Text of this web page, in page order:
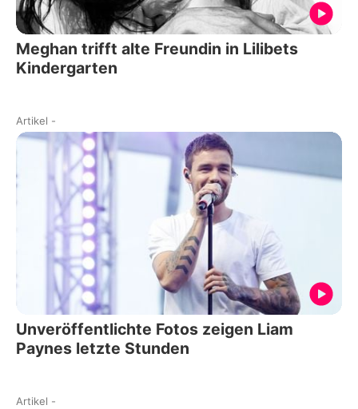
Meghan trifft alte Freundin in Lilibets
Kindergarten
Artikel -
Unveröffentlichte Fotos zeigen Liam
Paynes letzte Stunden
Artikel -